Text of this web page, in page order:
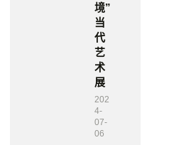
境”
当
代
艺
术
展
202
4-
07-
06